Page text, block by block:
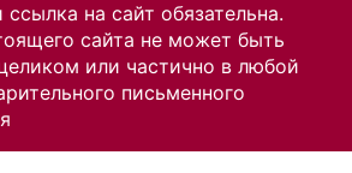
на сайт обязательна.
сайта не может быть
или частично в любой
письменного